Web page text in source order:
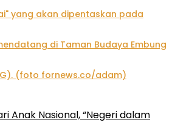
Anak Nasional, “Negeri dalam